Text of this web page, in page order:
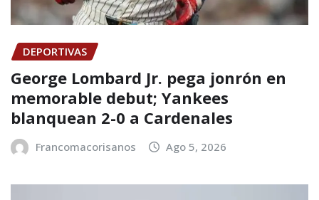
DEPORTIVAS
George Lombard Jr. pega jonrón en
memorable debut; Yankees
blanquean 2-0 a Cardenales
Francomacorisanos Ago 5, 2026